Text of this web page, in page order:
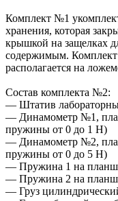
Комплект №1
хранения, которая
крышкой на защелках
содержимым. Комплект
располагается на
Состав комплекта №2:
— Штатив
— Динамометр №1,
пружины от 0 до 1 Н)
— Динамометр №2,
пружины от 0 до 5 Н)
— Пружина 1 на
— Пружина 2 на
— Груз